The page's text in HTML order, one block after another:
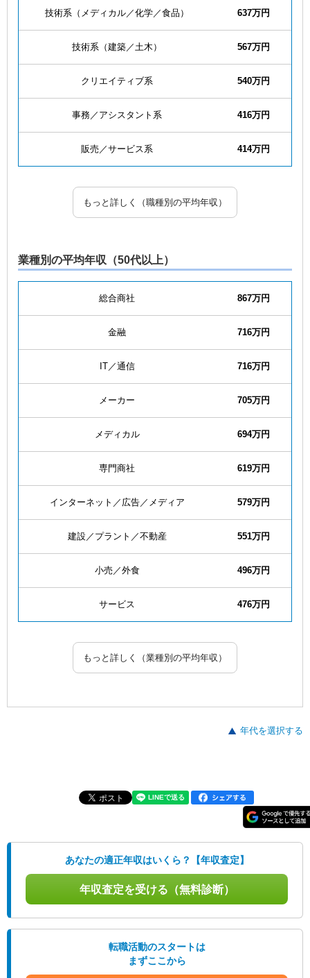
技術系（メディカル／化学／食品） 637万円
技術系（建築／土木） 567万円
クリエイティブ系 540万円
事務／アシスタント系 416万円
販売／サービス系 414万円
もっと詳しく（職種別の平均年収）
業種別の平均年収（50代以上）
総合商社 867万円
金融 716万円
IT／通信 716万円
メーカー 705万円
メディカル 694万円
専門商社 619万円
インターネット／広告／メディア 579万円
建設／プラント／不動産 551万円
小売／外食 496万円
サービス 476万円
もっと詳しく（業種別の平均年収）
年代を選択する
あなたの適正年収はいくら？【年収査定】
年収査定を受ける（無料診断）
転職活動のスタートは
まずここから